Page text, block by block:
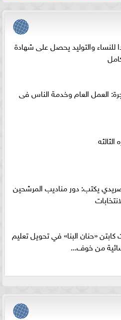
للنساء والتوليد يحصل على شهادة
العمل العام وخدمة الناس فى
الثالثه
يكتب: دور مناديب المرشحين
«حنان البنا» في تحويل تعليم
من خوف...